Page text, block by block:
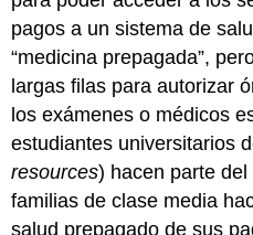
pagos a un sistema de
“medicina prepagada”,
largas filas para autorizar
los exámenes o médicos
estudiantes universitarios
resources) hacen parte
familias de clase media
salud prepagado de sus